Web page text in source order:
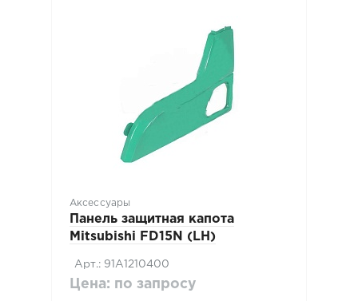
Аксессуары
Панель защитная капота
Mitsubishi FD15N (LH)
Арт.: 91A1210400
Цена: по запросу